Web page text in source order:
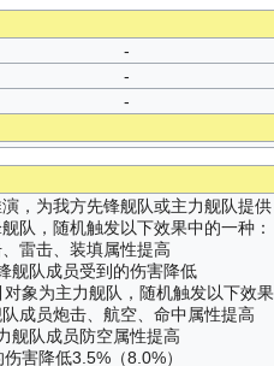
-
-
-
，为我方先锋舰队或主力舰队提供
队，随机触发以下效果中的一种：
雷击、装填属性提高
舰队成员受到的伤害降低
象为主力舰队，随机触发以下效果
成员炮击、航空、命中属性提高
舰队成员防空属性提高
害降低3.5%（8.0%）